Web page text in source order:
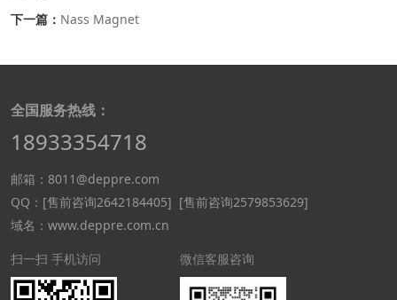
下一篇： Nass Magnet
全国服务热线：
18933354718
邮箱：8011@deppre.com
QQ： [售前咨询2642184405] [售前咨询2579853629]
域名：www.deppre.com.cn
扫一扫 手机访问
微信客服咨询